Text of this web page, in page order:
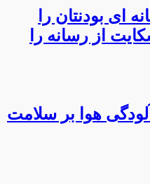
ای بودنتان را
از رسانه را
آلودگی هوا بر سلامت